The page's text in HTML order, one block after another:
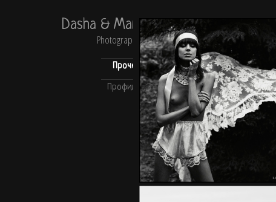
Dasha & Mari
Photography
Прочее
Профиль